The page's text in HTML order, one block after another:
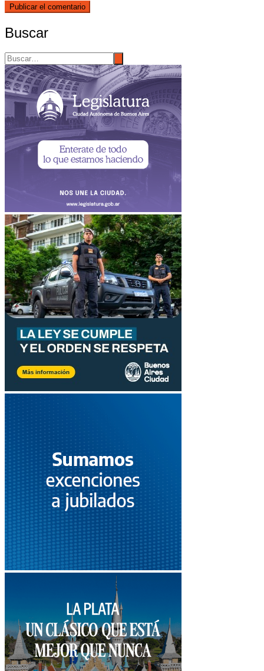
Buscar